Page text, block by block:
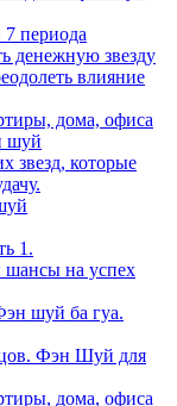
7 периода
денежную звезду
влияние
дома, офиса
шуй
звезд, которые
1.
шансы на успех
шуй ба гуа.
Фэн Шуй для
дома, офиса